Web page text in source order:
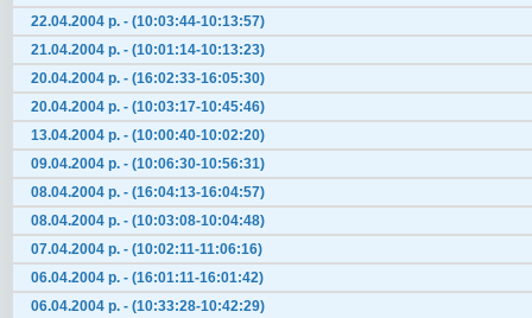
22.04.2004 р. - (10:03:44-10:13:57)
21.04.2004 р. - (10:01:14-10:13:23)
20.04.2004 р. - (16:02:33-16:05:30)
20.04.2004 р. - (10:03:17-10:45:46)
13.04.2004 р. - (10:00:40-10:02:20)
09.04.2004 р. - (10:06:30-10:56:31)
08.04.2004 р. - (16:04:13-16:04:57)
08.04.2004 р. - (10:03:08-10:04:48)
07.04.2004 р. - (10:02:11-11:06:16)
06.04.2004 р. - (16:01:11-16:01:42)
06.04.2004 р. - (10:33:28-10:42:29)